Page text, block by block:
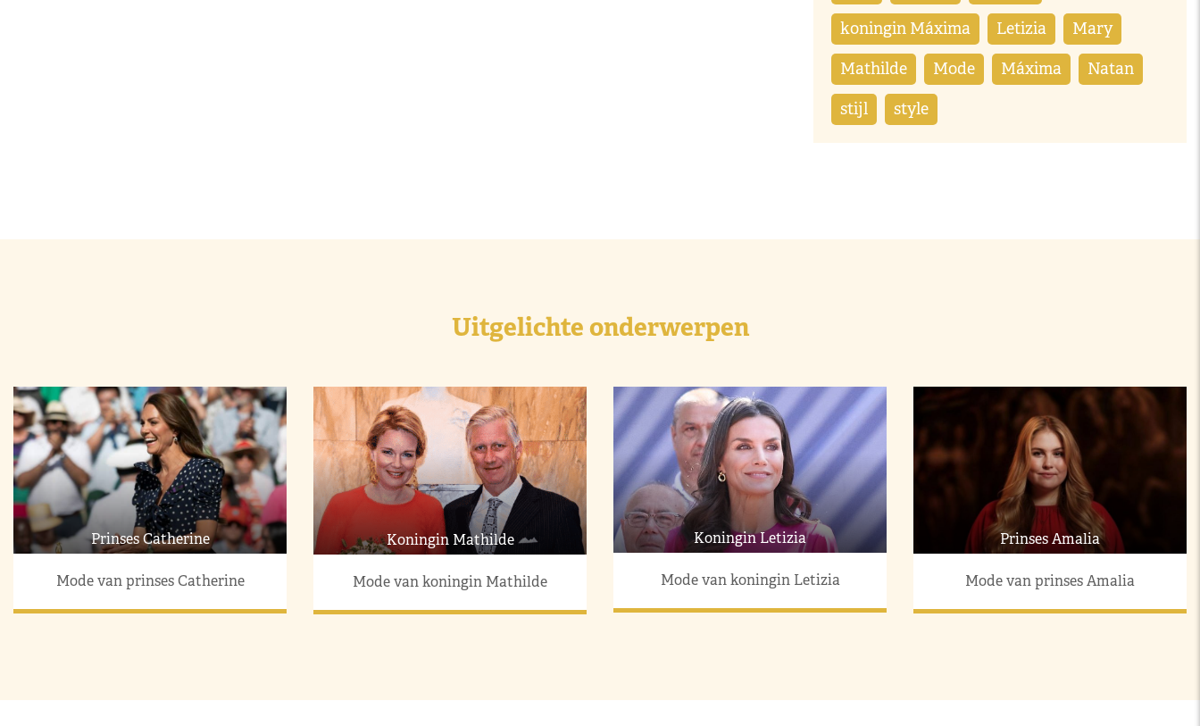
koningin Máxima Letizia Mary
Mathilde Mode Máxima Natan
stijl style
Uitgelichte onderwerpen
Prinses Catherine
Mode van prinses Catherine
Koningin Mathilde
Mode van koningin Mathilde
Koningin Letizia
Mode van koningin Letizia
Prinses Amalia
Mode van prinses Amalia